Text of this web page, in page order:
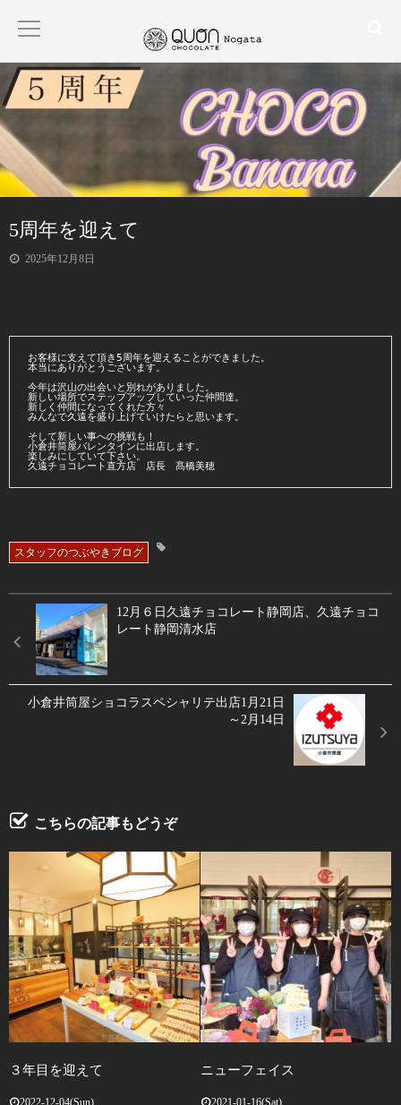
HOME
ABOUT
CONTACT
5周年を迎えて
2025年12月8日
お客様に支えて頂き5周年を迎えることができました。
本当にありがとうございます。
今年は沢山の出会いと別れがありました。
新しい場所でステップアップしていった仲間達。
新しく仲間になってくれた方々
みんなで久遠を盛り上げていけたらと思います。
そして新しい事への挑戦も！
小倉井筒屋バレンタインに出店します。
楽しみにしていて下さい。
久遠チョコレート直方店　店長　髙橋美穂
スタッフのつぶやきブログ
12月６日久遠チョコレート静岡店、久遠チョコ
レート静岡清水店
小倉井筒屋ショコラスペシャリテ出店1月21日
～2月14日
こちらの記事もどうぞ
３年目を迎えて
2022-12-04(Sun)
ニューフェイス
2021-01-16(Sat)